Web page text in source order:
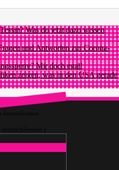
Was du jetzt dazu wissen
und Antworten zur Corona-
Mir doch egal!
zeigen, was in den USA gerade